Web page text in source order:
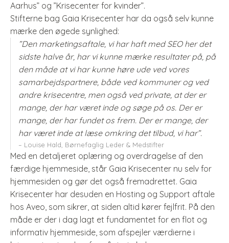
Aarhus” og ”Krisecenter for kvinder”.
Stifterne bag Gaia Krisecenter har da også selv kunne
mærke den øgede synlighed:
”Den marketingsaftale, vi har haft med SEO her det
sidste halve år, har vi kunne mærke resultater på, på
den måde at vi har kunne høre ude ved vores
samarbejdspartnere, både ved kommuner og ved
andre krisecentre, men også ved private, at der er
mange, der har været inde og søge på os. Der er
mange, der har fundet os frem. Der er mange, der
har været inde at læse omkring det tilbud, vi har”.
– Louise Hald, Børnefaglig Leder & Medstifter
Med en detaljeret oplæring og overdragelse af den
færdige hjemmeside, står Gaia Krisecenter nu selv for
hjemmesiden og gør det også fremadrettet. Gaia
Krisecenter har desuden en Hosting og Support aftale
hos Aveo, som sikrer, at siden altid kører fejlfrit. På den
måde er der i dag lagt et fundamentet for en flot og
informativ hjemmeside, som afspejler værdierne i